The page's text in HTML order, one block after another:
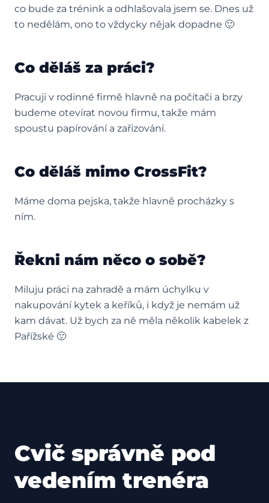
co bude za trénink a odhlašovala jsem se. Dnes už
to nedělám, ono to vždycky nějak dopadne 🙂
Co děláš za práci?
Pracuji v rodinné firmě hlavně na počítači a brzy
budeme otevírat novou firmu, takže mám
spoustu papírování a zařizování.
Co děláš mimo CrossFit?
Máme doma pejska, takže hlavně procházky s
ním.
Řekni nám něco o sobě?
Miluju práci na zahradě a mám úchylku v
nakupování kytek a keříků, i když je nemám už
kam dávat. Už bych za ně měla několik kabelek z
Pařížské 🙂
Cvič správně pod
vedením trenéra